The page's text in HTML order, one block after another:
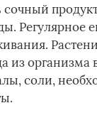
сочный
Регулярное
из
соли,